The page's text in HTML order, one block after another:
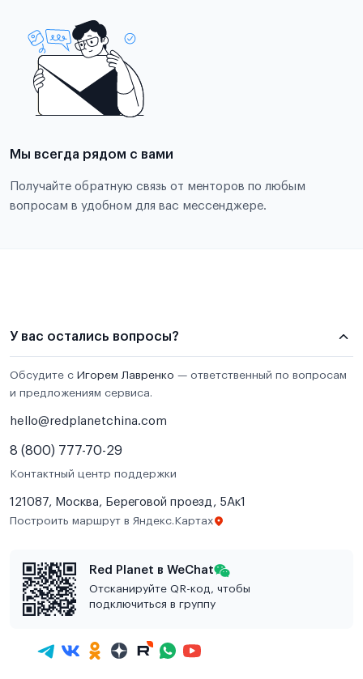
Мы всегда рядом с вами
Получайте обратную связь от менторов по любым
вопросам в удобном для вас мессенджере.
У вас остались вопросы?
Обсудите с Игорем Лавренко — ответственный по вопросам
и предложениям сервиса.
hello@redplanetchina.com
8 (800) 777-70-29
Контактный центр поддержки
121087, Москва, Береговой проезд, 5Ак1
Построить маршрут в Яндекс.Картах
Red Planet в WeChat
Отсканируйте QR-код, чтобы
подключиться в группу